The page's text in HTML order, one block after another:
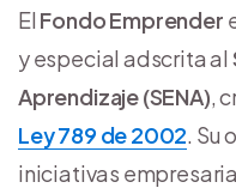
El Fondo Emprender
y especial adscrita al
Aprendizaje (SENA),
Ley 789 de 2002. Su
iniciativas